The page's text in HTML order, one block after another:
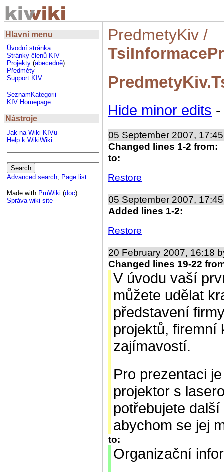
Hlavní menu
Úvodní stránka
Stránky členů KIV
Projekty (abecedně)
Předměty
Support KIV
SeznamKategorii
KIV Homepage
Nástroje
Jak na Wiki KIVu
Help k WikiWiki
Advanced search, Page list
Made with PmWiki (doc)
Správa wiki site
PredmetyKiv /
Hide minor edits
05 September 2007,
Changed lines 1-2 from:
to:
Restore
05 September 2007,
Added lines 1-2:
Restore
20 February 2007, 16:18
Changed lines 19-22
V úvodu vaší
můžete udělat
představení
projektů, firemní
zajímavostí.
Pro prezentaci
projektor s
potřebujete
abychom se jej
to:
Organizační